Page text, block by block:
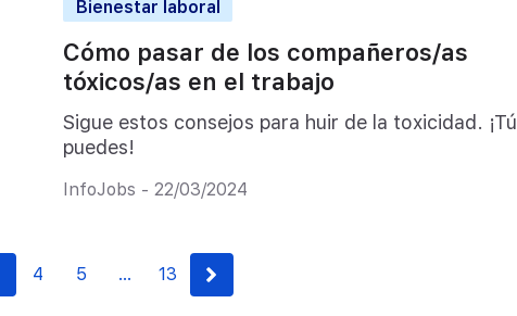
Bienestar laboral
Cómo pasar de los compañeros/as
tóxicos/as en el trabajo
Sigue estos consejos para huir de la toxicidad. ¡Tú
puedes!
InfoJobs - 22/03/2024
4 5 … 13